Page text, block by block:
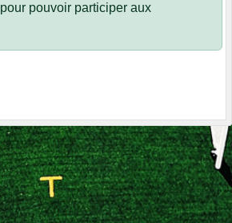
pour pouvoir participer aux